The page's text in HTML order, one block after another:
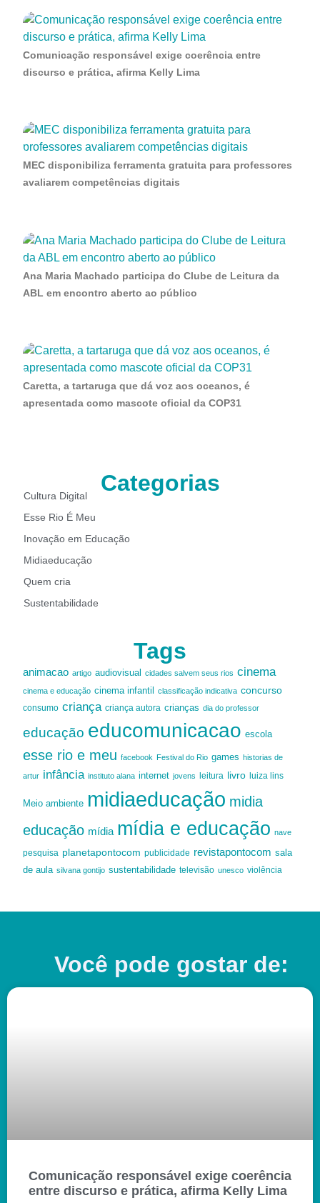
Comunicação responsável exige coerência entre
discurso e prática, afirma Kelly Lima
MEC disponibiliza ferramenta gratuita para professores
avaliarem competências digitais
Ana Maria Machado participa do Clube de Leitura da
ABL em encontro aberto ao público
Caretta, a tartaruga que dá voz aos oceanos, é
apresentada como mascote oficial da COP31
Categorias
Cultura Digital
Esse Rio É Meu
Inovação em Educação
Midiaeducação
Quem cria
Sustentabilidade
Tags
animacao artigo audiovisual cidades salvem seus rios cinema
cinema e educação cinema infantil classificação indicativa concurso
consumo criança criança autora crianças dia do professor
educação educomunicacao escola
esse rio e meu facebook Festival do Rio games historias de
artur infância instituto alana internet jovens leitura livro luiza lins
Meio ambiente midiaeducação midia
educação mídia mídia e educação nave
pesquisa planetapontocom publicidade revistapontocom sala
de aula silvana gontijo sustentabilidade televisão unesco violência
Você pode gostar de:
Comunicação responsável exige coerência
entre discurso e prática, afirma Kelly Lima